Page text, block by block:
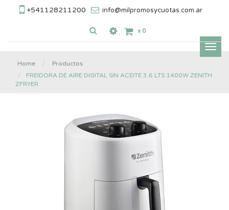
+541128211200 info@milpromosycuotas.com.ar
x 0
Home
Productos
FREIDORA DE AIRE DIGITAL SIN ACEITE 3.6 LTS 1400W ZENITH
ZFRYER